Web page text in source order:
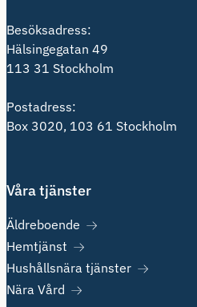
Besöksadress:
Hälsingegatan 49
113 31 Stockholm
Postadress:
Box 3020, 103 61 Stockholm
Våra tjänster
Äldreboende
Hemtjänst
Hushållsnära tjänster
Nära Vård